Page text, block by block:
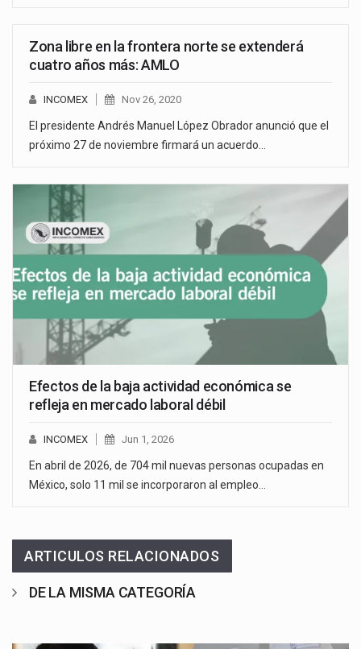
Zona libre en la frontera norte se extenderá
cuatro años más: AMLO
INCOMEX Nov 26, 2020
El presidente Andrés Manuel López Obrador anunció que el
próximo 27 de noviembre firmará un acuerdo…
Efectos de la baja actividad económica se
refleja en mercado laboral débil
INCOMEX Jun 1, 2026
En abril de 2026, de 704 mil nuevas personas ocupadas en
México, solo 11 mil se incorporaron al empleo…
ARTICULOS RELACIONADOS
DE LA MISMA CATEGORÍA